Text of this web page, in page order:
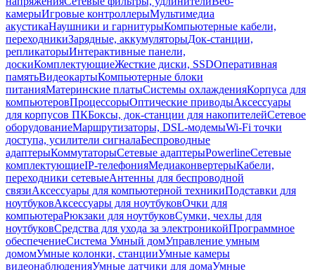
камерыИгровые контроллерыМультимедиа
акустикаНаушники и гарнитурыКомпьютерные кабели,
переходникиЗарядные, аккумуляторыДок-станции,
репликаторыИнтерактивные панели,
доскиКомплектующиеЖесткие диски, SSDОперативная
памятьВидеокартыКомпьютерные блоки
питанияМатеринские платыСистемы охлажденияКорпуса для
компьютеровПроцессорыОптические приводыАксессуары
для корпусов ПКБоксы, док-станции для накопителейСетевое
оборудованиеМаршрутизаторы, DSL-модемыWi-Fi точки
доступа, усилители сигналаБеспроводные
адаптерыКоммутаторыСетевые адаптерыPowerlineСетевые
комплектующиеIP-телефонияМедиаконвертерыКабели,
переходники сетевыеАнтенны для беспроводной
связиАксессуары для компьютерной техникиПодставки для
ноутбуковАксессуары для ноутбуковОчки для
компьютераРюкзаки для ноутбуковСумки, чехлы для
ноутбуковСредства для ухода за электроникойПрограммное
обеспечениеСистема Умный домУправление умным
домомУмные колонки, станцииУмные камеры
видеонаблюденияУмные датчики для домаУмные